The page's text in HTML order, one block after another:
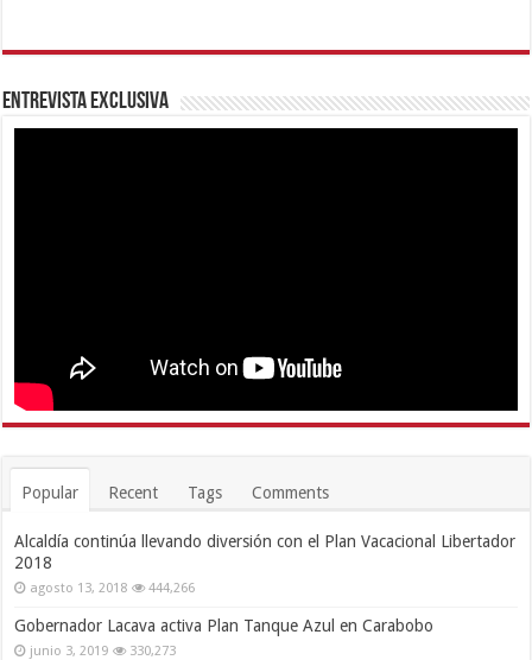
Entrevista Exclusiva
Popular Recent Tags Comments
Alcaldía continúa llevando diversión con el Plan Vacacional Libertador
2018
agosto 13, 2018 444,266
Gobernador Lacava activa Plan Tanque Azul en Carabobo
junio 3, 2019 330,273